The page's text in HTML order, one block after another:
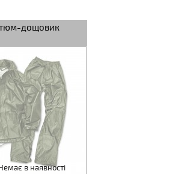
дощовик
в наявності